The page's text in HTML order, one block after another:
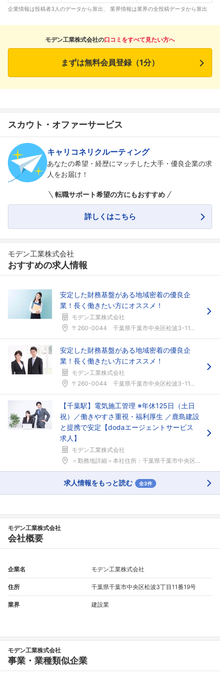
フォローしました
こちらの企業もフォローしませんか？
企業情報は投稿者3人のデータから算出、 業界情報は業界の全投稿データから算出
モデン工業株式会社の口コミをすべて見たい方へ
まずは無料会員登録（1分）
スカウト・オファーサービス
キャリコネリクルーティング
あなたの希望・経歴にマッチした大手・優良企業の求
人をお届け！
転職サポート希望の方にもおすすめ
詳しくはこちら
モデン工業株式会社
おすすめの求人情報
安定した財務基盤がある地域密着の優良企
業！長く働きたい方にオススメ！
モデン工業株式会社
〒260-0044 千葉県千葉市中央区松波3-11...
安定した財務基盤がある地域密着の優良企
業！長く働きたい方にオススメ！
モデン工業株式会社
〒260-0044 千葉県千葉市中央区松波3-11...
【千葉駅】電気施工管理 ※年休125日（土日
祝）／働きやすさ重視・福利厚生 ／鹿島建設
と提携で安定【dodaエージェントサービス
求人】
モデン工業株式会社
＜勤務地詳細＞本社住所：千葉県千葉市中央区松波3-...
求人情報をもっと読む 全3件
モデン工業株式会社
会社概要
企業名 モデン工業株式会社
住所 千葉県千葉市中央区松波3丁目11番19号
業界 建設業
モデン工業株式会社
事業・業種類似企業